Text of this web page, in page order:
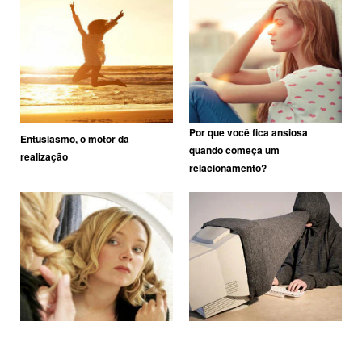
Entusiasmo, o motor da
realização
Por que você fica ansiosa
quando começa um
relacionamento?